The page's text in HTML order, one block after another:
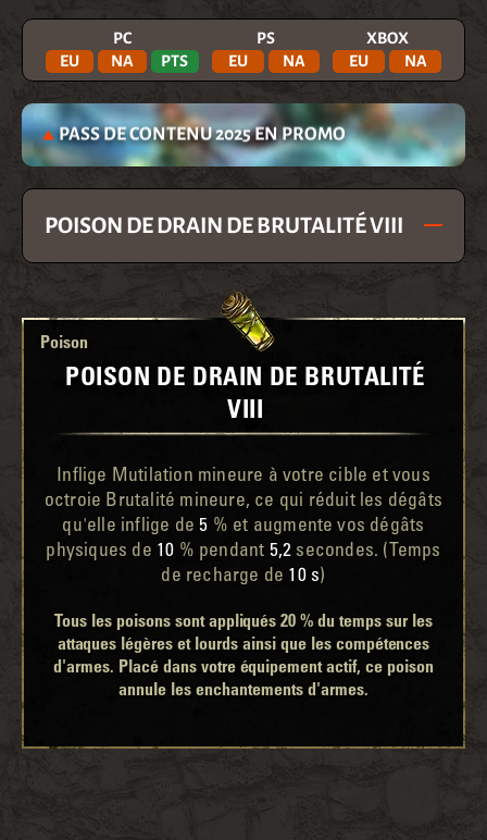
PC
EU
NA PTS
PS
EU
NA
XBOX
EU
NA
PASS DE CONTENU 2025 EN PROMO
POISON DE DRAIN DE BRUTALITÉ VIII
Poison
POISON DE DRAIN DE BRUTALITÉ
VIII
Inflige Mutilation mineure à votre cible et vous
octroie Brutalité mineure, ce qui réduit les dégâts
qu'elle inflige de 5 % et augmente vos dégâts
physiques de 10 % pendant 5,2 secondes. (Temps
de recharge de 10 s)
Tous les poisons sont appliqués 20 % du temps sur les
attaques légères et lourds ainsi que les compétences
d'armes. Placé dans votre équipement actif, ce poison
annule les enchantements d'armes.